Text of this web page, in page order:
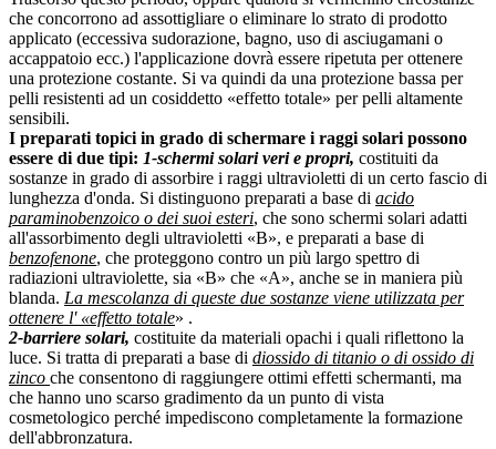
che concorrono ad assottigliare o eliminare lo strato di prodotto
applicato (eccessiva sudorazione, bagno, uso di asciugamani o
accappatoio ecc.) l'applicazione dovrà essere ripetuta per ottenere
una protezione costante. Si va quindi da una protezione bassa per
pelli resistenti ad un cosiddetto «effetto totale» per pelli altamente
sensibili.
I preparati topici in grado di schermare i raggi solari possono
essere di due tipi: 1-schermi solari veri e propri, costituiti da
sostanze in grado di assorbire i raggi ultravioletti di un certo fascio di
lunghezza d'onda. Si distinguono preparati a base di acido
paraminobenzoico o dei suoi esteri, che sono schermi solari adatti
all'assorbimento degli ultravioletti «B», e preparati a base di
benzofenone, che proteggono contro un più largo spettro di
radiazioni ultraviolette, sia «B» che «A», anche se in maniera più
blanda. La mescolanza di queste due sostanze viene utilizzata per
ottenere l' «effetto totale» .
2-barriere solari, costituite da materiali opachi i quali riflettono la
luce. Si tratta di preparati a base di diossido di titanio o di ossido di
zinco che consentono di raggiungere ottimi effetti schermanti, ma
che hanno uno scarso gradimento da un punto di vista
cosmetologico perché impediscono completamente la formazione
dell'abbronzatura.